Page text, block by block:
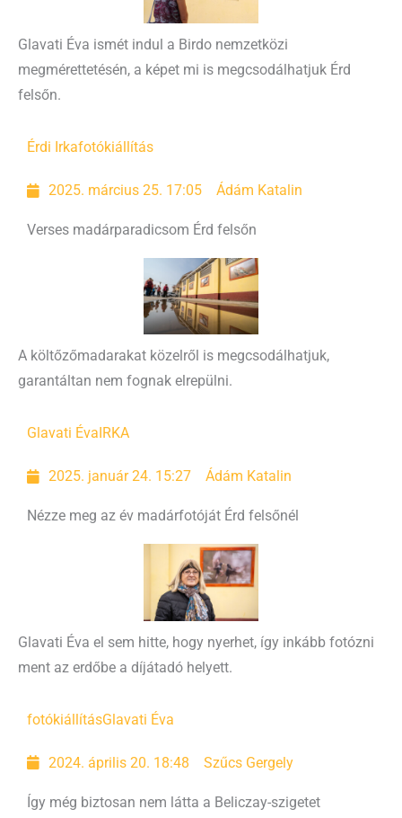
Glavati Éva ismét indul a Birdo nemzetközi
megmérettetésén, a képet mi is megcsodálhatjuk Érd
felsőn.
Érdi Irkafotókiállítás
2025. március 25. 17:05 Ádám Katalin
Verses madárparadicsom Érd felsőn
A költőzőmadarakat közelről is megcsodálhatjuk,
garantáltan nem fognak elrepülni.
Glavati Éva IRKA
2025. január 24. 15:27 Ádám Katalin
Nézze meg az év madárfotóját Érd felsőnél
Glavati Éva el sem hitte, hogy nyerhet, így inkább fotózni
ment az erdőbe a díjátadó helyett.
fotókiállításGlavati Éva
2024. április 20. 18:48 Szűcs Gergely
Így még biztosan nem látta a Beliczay-szigetet